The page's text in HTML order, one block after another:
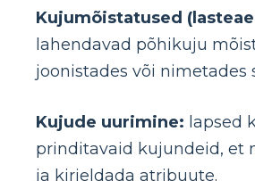
Kujumõistatused
lahendavad põhikuju
joonistades või nimetades
Kujude uurimine: lapsed
prinditavaid kujundeid, et
ja kirjeldada atribuute.